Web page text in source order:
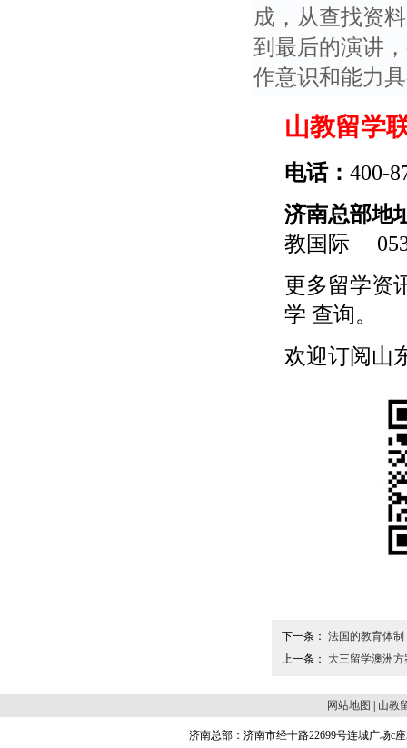
成，从查找资
到最后的演讲
作意识和能力
山教留学
电话： 400-
济南总部地
教国际
更多留学资
学 查询。
欢迎订阅山
下一条： 法国的教育体
上一条： 大三留学澳洲方
网站地图 山教
济南总部：济南市经十路22699号连城广场c